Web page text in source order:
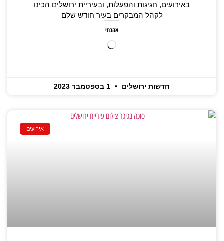
באירועים, חגיגות והפעלות, ובעיריית ירושלים הכינו
לקהל המבקרים בעיר חודש שלם
אהבתי
חדשות ירושלים
אירועים